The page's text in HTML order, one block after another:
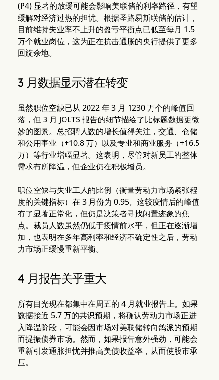
(P4) 显著的放缓可能会影响美联储的利率路径，有望
缓解对经济过热的担忧。根据圣路易斯联储的估计，
目前维持失业率不上升的盈亏平衡点已低至每月 1.5
万个就业岗位，这为正在抗击通胀的央行提供了更多
回旋余地。
3 月数据显示潜在转变
虽然职位空缺已从 2022 年 3 月 1230 万个的峰值回
落，但 3 月 JOLTS 报告的细节描绘了比标题数据更微
妙的图景。总招聘人数的增长值得关注，交通、仓储
和公用事业（+10.8 万）以及专业和商业服务（+16.5
万）等行业增幅显著。这表明，尽管对新员工的整体
需求有所降温，但企业仍在积极增员。
职位空缺与失业工人的比例（衡量劳动力市场紧张程
度的关键指标）在 3 月份为 0.95。这较疫情后的峰值
有了显著正常化，但仍是决策者寻找闲置迹象的焦
点。裁员人数虽然仍低于疫情前水平，但正在逐渐增
加，也表明在多年高利率和经济不确定性之后，劳动
力市场正缓慢重新平衡。
4 月报告关乎重大
所有目光现在都集中在周五的 4 月就业报告上。如果
数据接近 5.7 万的共识预期，将确认劳动力市场正进
入降温阶段，可能会因市场对美联储转向鸽派的预期
而提振债券市场。然而，如果报告意外强劲，可能会
重新引发通胀担忧并推高美债收益率，从而使股市承
压。